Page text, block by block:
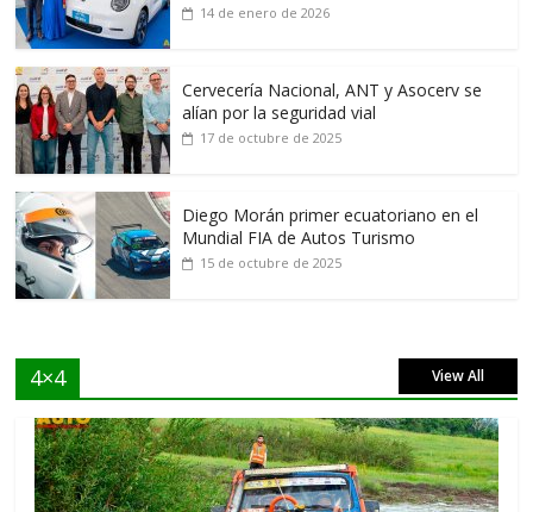
14 de enero de 2026
Cervecería Nacional, ANT y Asocerv se
alían por la seguridad vial
17 de octubre de 2025
Diego Morán primer ecuatoriano en el
Mundial FIA de Autos Turismo
15 de octubre de 2025
4×4 View All